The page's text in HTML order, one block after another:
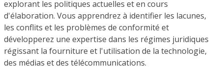
explorant les politiques actuelles et en cours
d'élaboration. Vous apprendrez à identifier les lacunes,
les conflits et les problèmes de conformité et
développerez une expertise dans les régimes juridiques
régissant la fourniture et l'utilisation de la technologie,
des médias et des télécommunications.